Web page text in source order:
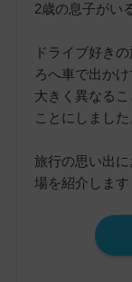
2歳の息子がい
ドライブ好き
ろへ車で出か
大きく異なる
ことにしました
旅行の思い出
場を紹介します